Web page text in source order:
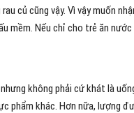
củ cũng vậy. Vì vậy muốn
mềm. Nếu chỉ cho trẻ ăn
không phải cứ khát là
phẩm khác. Hơn nữa, lượng